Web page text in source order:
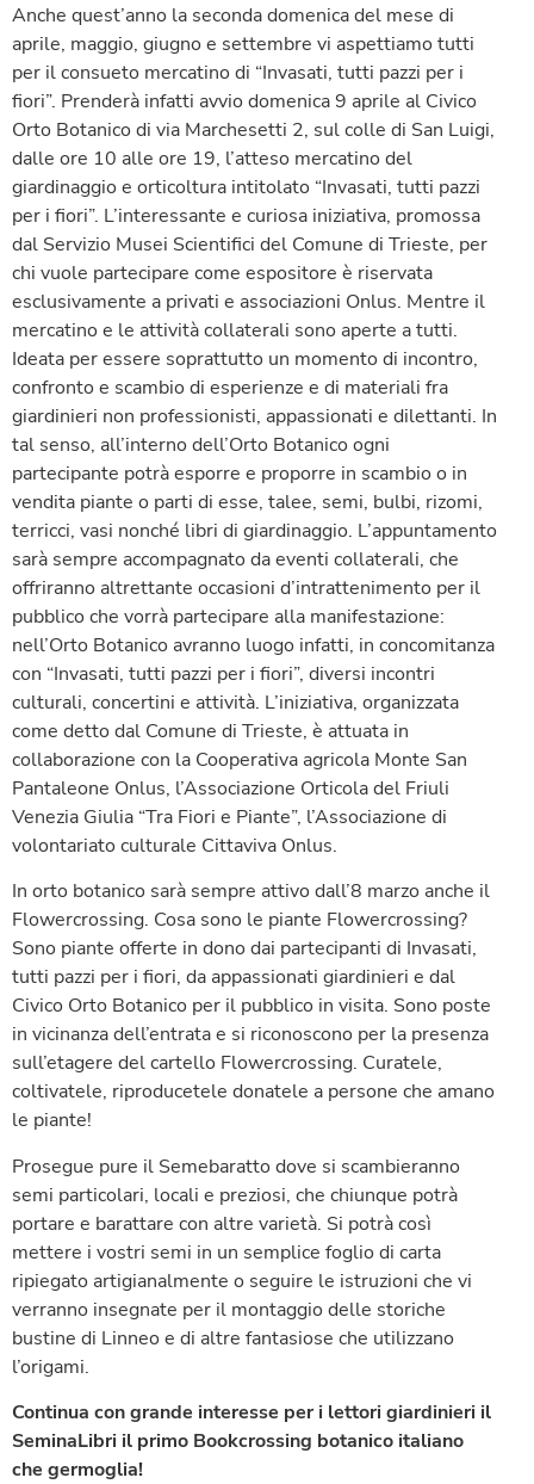
Anche quest’anno la seconda domenica del mese di
aprile, maggio, giugno e settembre vi aspettiamo tutti
per il consueto mercatino di “Invasati, tutti pazzi per i
fiori”. Prenderà infatti avvio domenica 9 aprile al Civico
Orto Botanico di via Marchesetti 2, sul colle di San Luigi,
dalle ore 10 alle ore 19, l’atteso mercatino del
giardinaggio e orticoltura intitolato “Invasati, tutti pazzi
per i fiori”. L’interessante e curiosa iniziativa, promossa
dal Servizio Musei Scientifici del Comune di Trieste, per
chi vuole partecipare come espositore è riservata
esclusivamente a privati e associazioni Onlus. Mentre il
mercatino e le attività collaterali sono aperte a tutti.
Ideata per essere soprattutto un momento di incontro,
confronto e scambio di esperienze e di materiali fra
giardinieri non professionisti, appassionati e dilettanti. In
tal senso, all’interno dell’Orto Botanico ogni
partecipante potrà esporre e proporre in scambio o in
vendita piante o parti di esse, talee, semi, bulbi, rizomi,
terricci, vasi nonché libri di giardinaggio. L’appuntamento
sarà sempre accompagnato da eventi collaterali, che
offriranno altrettante occasioni d’intrattenimento per il
pubblico che vorrà partecipare alla manifestazione:
nell’Orto Botanico avranno luogo infatti, in concomitanza
con “Invasati, tutti pazzi per i fiori”, diversi incontri
culturali, concertini e attività. L’iniziativa, organizzata
come detto dal Comune di Trieste, è attuata in
collaborazione con la Cooperativa agricola Monte San
Pantaleone Onlus, l’Associazione Orticola del Friuli
Venezia Giulia “Tra Fiori e Piante”, l’Associazione di
volontariato culturale Cittaviva Onlus.
In orto botanico sarà sempre attivo dall’8 marzo anche il
Flowercrossing. Cosa sono le piante Flowercrossing?
Sono piante offerte in dono dai partecipanti di Invasati,
tutti pazzi per i fiori, da appassionati giardinieri e dal
Civico Orto Botanico per il pubblico in visita. Sono poste
in vicinanza dell’entrata e si riconoscono per la presenza
sull’etagere del cartello Flowercrossing. Curatele,
coltivatele, riproducetele donatele a persone che amano
le piante!
Prosegue pure il Semebaratto dove si scambieranno
semi particolari, locali e preziosi, che chiunque potrà
portare e barattare con altre varietà. Si potrà così
mettere i vostri semi in un semplice foglio di carta
ripiegato artigianalmente o seguire le istruzioni che vi
verranno insegnate per il montaggio delle storiche
bustine di Linneo e di altre fantasiose che utilizzano
l’origami.
Continua con grande interesse per i lettori giardinieri il
SeminaLibri il primo Bookcrossing botanico italiano
che germoglia!